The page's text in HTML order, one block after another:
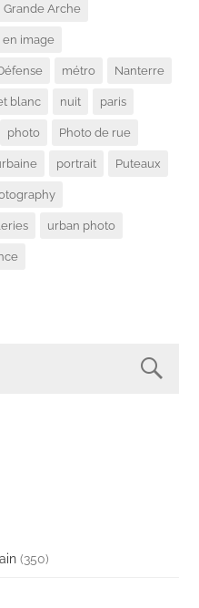
Grande Arche
en image
métro Nanterre
blanc nuit paris
photo Photo de rue
portrait Puteaux
urban photo
(350)